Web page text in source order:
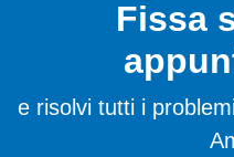
Fissa
e risolvi tutti i